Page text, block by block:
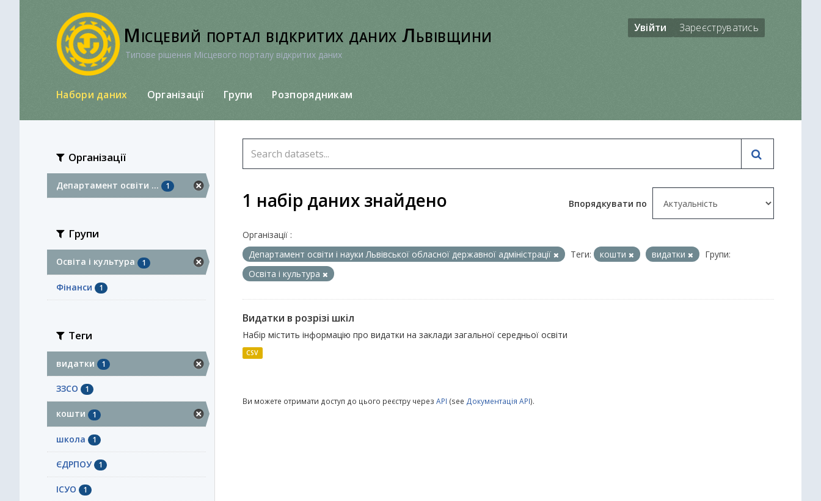
Місцевий портал відкритих даних Львівщини
Типове рішення Місцевого порталу відкритих даних
Увійти Зареєструватись
Набори даних Організації Групи Розпорядникам
Організації
Департамент освіти ... 1
Групи
Освіта і культура 1
Фінанси 1
Теги
видатки 1
ЗЗСО 1
кошти 1
школа 1
ЄДРПОУ 1
ІСУО 1
Впорядкувати по
1 набір даних знайдено
Організації :
Департамент освіти і науки Львівської обласної державної адміністрації
Теги: кошти видатки
Групи:
Освіта і культура
Видатки в розрізі шкіл
Набір містить інформацію про видатки на заклади загальної середньої освіти
CSV
Ви можете отримати доступ до цього реєстру через API (see Документація API).